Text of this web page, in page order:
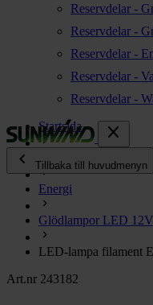
Reservdelar -
Reservdelar -
Reservdelar -
Reservdelar -
Reservdelar -
close
chevron_left
Tillbaka till huvudmenyn
Energi
Kök & Gasol chevron_right
Värme chevron_right
Vatten
Startsida
Energi
Glödlampor LED 12V
LED-lampa filament
Art.nr 243182